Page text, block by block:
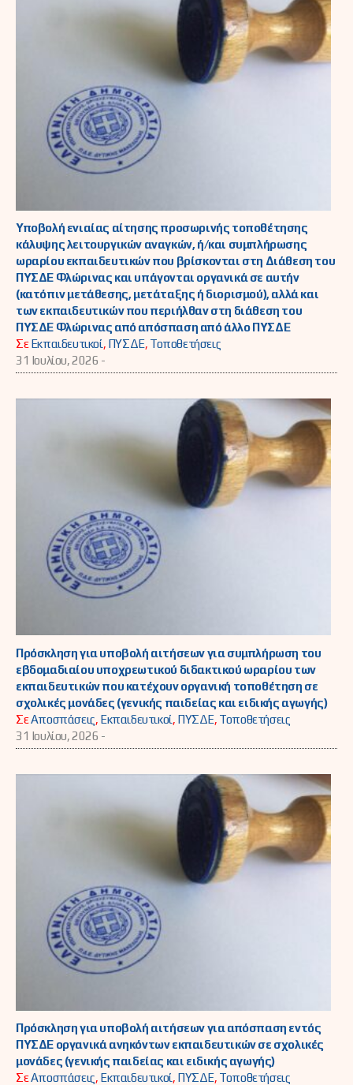
Υποβολή ενιαίας αίτησης προσωρινής τοποθέτησης
κάλυψης λειτουργικών αναγκών, ή/και συμπλήρωσης
ωραρίου εκπαιδευτικών που βρίσκονται στη Διάθεση του
ΠΥΣΔΕ Φλώρινας και υπάγονται οργανικά σε αυτήν
(κατόπιν μετάθεσης, μετάταξης ή διορισμού), αλλά και
των εκπαιδευτικών που περιήλθαν στη διάθεση του
ΠΥΣΔΕ Φλώρινας από απόσπαση από άλλο ΠΥΣΔΕ
ΣεΕκπαιδευτικοί, ΠΥΣΔΕ, Τοποθετήσεις
31 Ιουλίου, 2026 -
Πρόσκληση για υποβολή αιτήσεων για συμπλήρωση του
εβδομαδιαίου υποχρεωτικού διδακτικού ωραρίου των
εκπαιδευτικών που κατέχουν οργανική τοποθέτηση σε
σχολικές μονάδες (γενικής παιδείας και ειδικής αγωγής)
ΣεΑποσπάσεις, Εκπαιδευτικοί, ΠΥΣΔΕ, Τοποθετήσεις
31 Ιουλίου, 2026 -
Πρόσκληση για υποβολή αιτήσεων για απόσπαση εντός
ΠΥΣΔΕ οργανικά ανηκόντων εκπαιδευτικών σε σχολικές
μονάδες (γενικής παιδείας και ειδικής αγωγής)
ΣεΑποσπάσεις, Εκπαιδευτικοί, ΠΥΣΔΕ, Τοποθετήσεις